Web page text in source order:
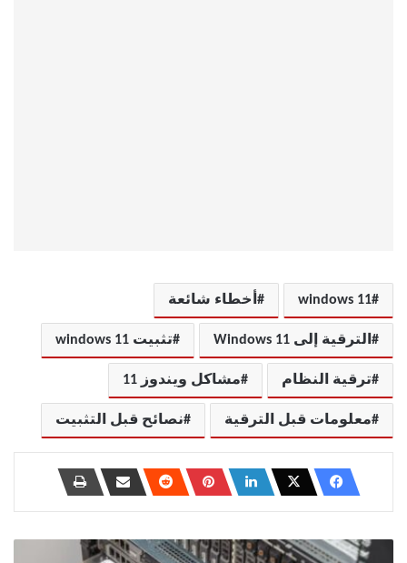
windows 11 أخطاء شائعة
الترقية إلى Windows 11 تثبيت windows 11
ترقية النظام مشاكل ويندوز 11
معلومات قبل الترقية نصائح قبل التثبيت
أفضل